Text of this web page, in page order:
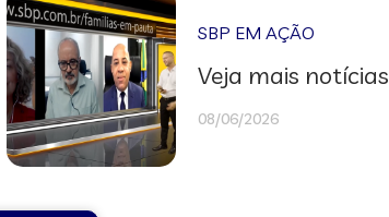
SBP EM AÇÃO
Veja mais notícias
08/06/2026